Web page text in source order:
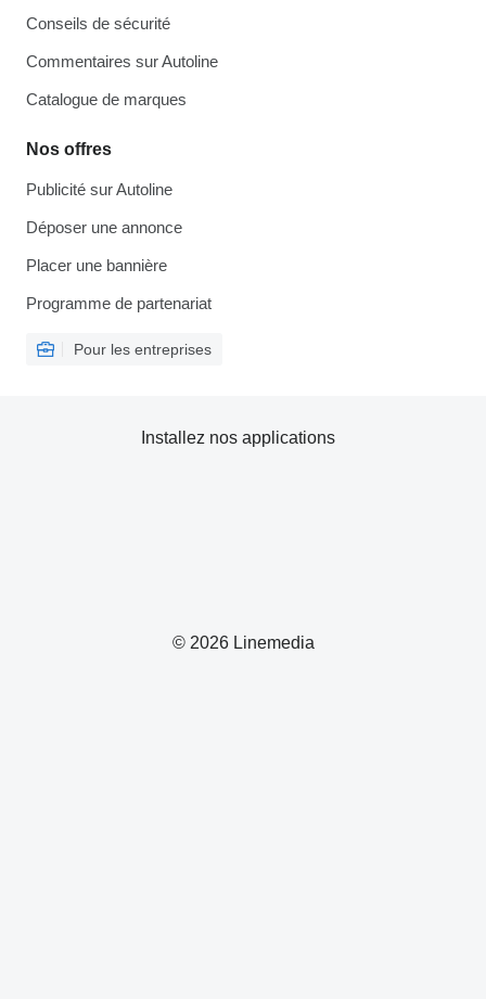
Conseils de sécurité
Commentaires sur Autoline
Catalogue de marques
Nos offres
Publicité sur Autoline
Déposer une annonce
Placer une bannière
Programme de partenariat
Pour les entreprises
© 2026 Linemedia
Installez nos applications